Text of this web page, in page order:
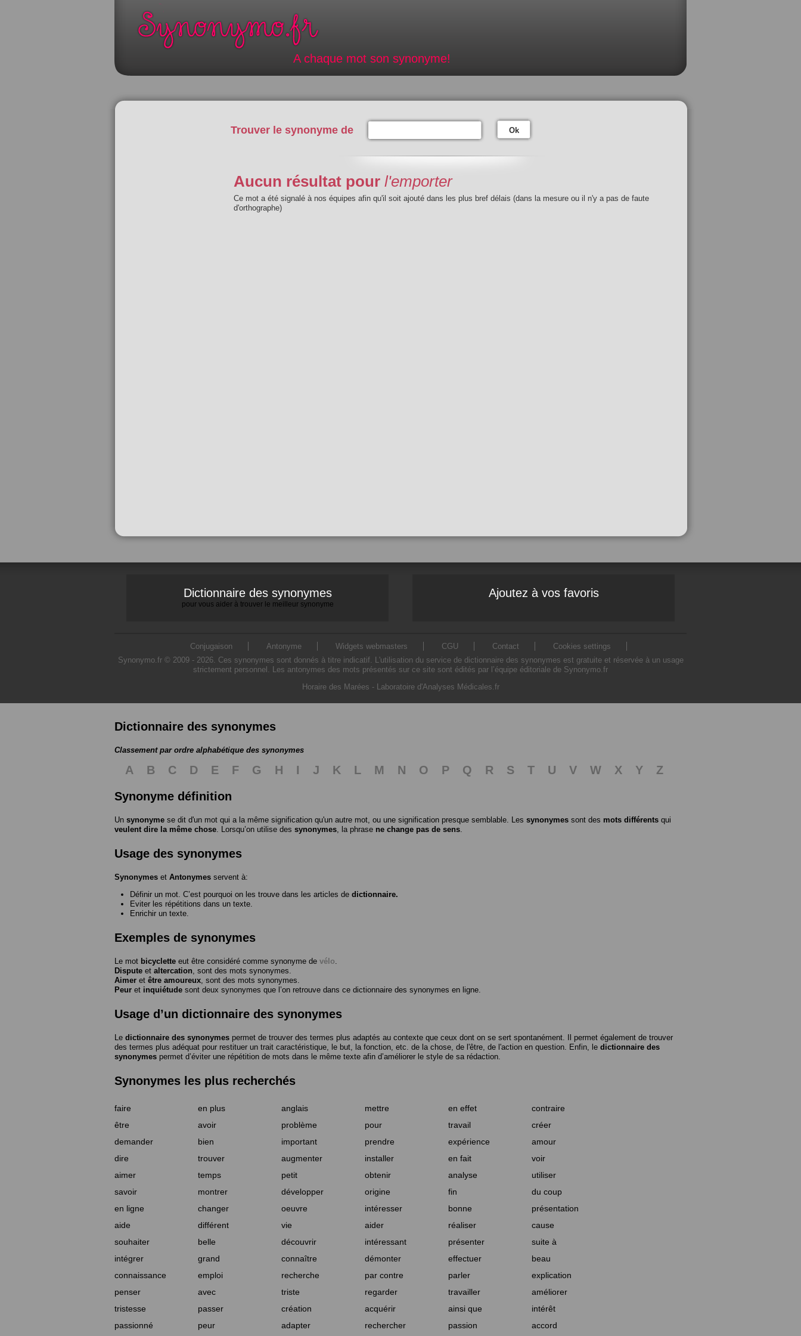
A chaque mot son synonyme!
Trouver le synonyme de Ok
Aucun résultat pour l'emporter
Ce mot a été signalé à nos équipes afin qu'il soit ajouté dans les plus bref délais (dans la mesure ou il n'y a pas de faute
d'orthographe)
Dictionnaire des synonymes
pour vous aider à trouver le meilleur synonyme
Ajoutez à vos favoris
Conjugaison Antonyme Widgets webmasters CGU Contact
Cookies settings
Synonymo.fr © 2009 - 2026. Ces synonymes sont donnés à titre indicatif. L'utilisation du service de dictionnaire des synonymes est gratuite et réservée à un usage
strictement personnel. Les antonymes des mots présentés sur ce site sont édités par l’équipe éditoriale de Synonymo.fr
Horaire des Marées - Laboratoire d'Analyses Médicales.fr
Dictionnaire des synonymes
Classement par ordre alphabétique des synonymes
A B C D E F G H I J K L M N O P Q R S T U V W X Y
Z
Synonyme définition
Un synonyme se dit d'un mot qui a la même signification qu'un autre mot, ou une signification presque semblable. Les synonymes sont des mots différents qui
veulent dire la même chose . Lorsqu’on utilise des synonymes , la phrase ne change pas de sens
Usage des synonymes
Synonymes et Antonymes servent à:
Définir un mot. C’est pourquoi on les trouve dans les articles de dictionnaire.
Eviter les répétitions dans un texte.
Enrichir un texte.
Exemples de synonymes
Le mot bicyclette eut être considéré comme synonyme de vélo
Dispute et altercation , sont des mots synonymes.
Aimer et être amoureux , sont des mots synonymes.
Peur et inquiétude sont deux synonymes que l’on retrouve dans ce dictionnaire des synonymes en ligne.
Usage d’un dictionnaire des synonymes
Le dictionnaire des synonymes permet de trouver des termes plus adaptés au contexte que ceux dont on se sert spontanément. Il permet également de trouver
des termes plus adéquat pour restituer un trait caractéristique, le but, la fonction, etc. de la chose, de l'être, de l'action en question. Enfin, le dictionnaire des
synonymes permet d’éviter une répétition de mots dans le même texte afin d’améliorer le style de sa rédaction.
Synonymes les plus recherchés
faire en plus anglais mettre en effet
contraire
être
avoir problème pour travail
créer
demander
bien important prendre expérience
amour
dire
trouver augmenter installer en fait
voir
aimer
temps petit obtenir analyse
utiliser
savoir
montrer développer origine fin
du coup
en ligne
changer oeuvre intéresser bonne
présentation
aide
différent vie aider réaliser
cause
souhaiter
belle découvrir intéressant présenter
suite à
intégrer
grand connaître démonter effectuer
beau
connaissance
emploi recherche par contre parler
explication
penser
avec triste regarder travailler
améliorer
tristesse
passer création acquérir ainsi que
intérêt
passionné
peur adapter rechercher passion accord